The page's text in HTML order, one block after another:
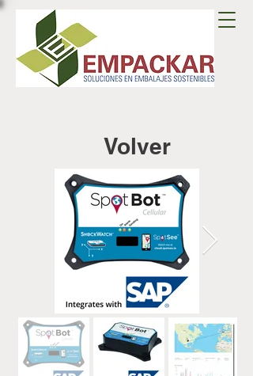
Volver